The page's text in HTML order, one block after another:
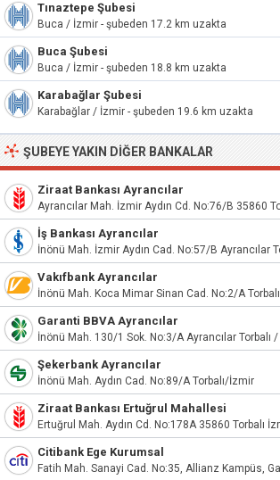
Tınaztepe Şubesi
Buca / İzmir - şubeden 17.2 km uzakta
Buca Şubesi
Buca / İzmir - şubeden 18.8 km uzakta
Karabağlar Şubesi
Karabağlar / İzmir - şubeden 19.6 km uzakta
ŞUBEYE YAKIN DIĞER BANKALAR
Ziraat Bankası Ayrancılar
Ayrancılar Mah. İzmir Aydın Cd. No:76/B 35860
İş Bankası Ayrancılar
İnönü Mah. İzmir Aydın Cad. No:57/B Ayrancılar
Vakıfbank Ayrancılar
İnönü Mah. Koca Mimar Sinan Cad. No:2/A
Garanti BBVA Ayrancılar
İnönü Mah. 130/1 Sok. No:3/A Ayrancılar Torbalı
Şekerbank Ayrancılar
İnönü Mah. Aydın Cad. No:89/A Torbalı/İzmir
Ziraat Bankası Ertuğrul Mahallesi
Ertuğrul Mah. Aydın Cd. No:178A 35860 Torbalı
Citibank Ege Kurumsal
Fatih Mah. Sanayi Cad. No:35, Allianz Kampüs,